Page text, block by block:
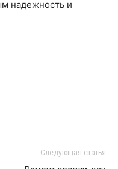
надежность и
Следующая статья